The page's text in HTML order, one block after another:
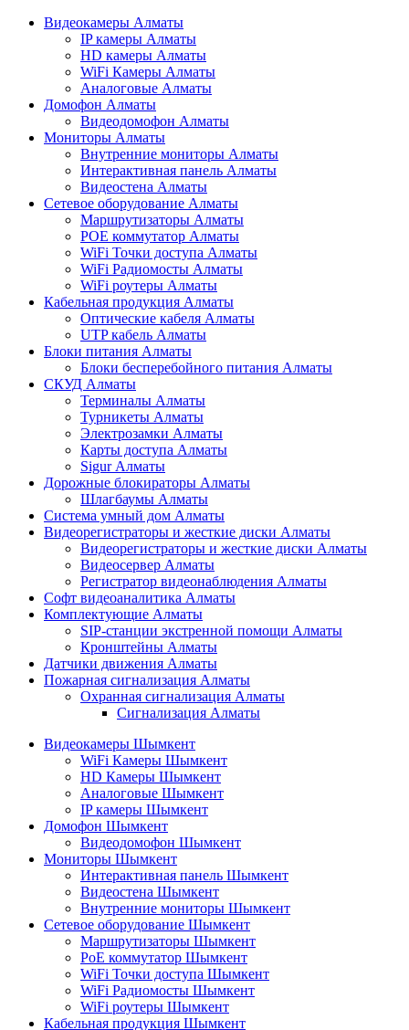
Видеокамеры Алматы
IP камеры Алматы
HD камеры Алматы
WiFi Камеры Алматы
Аналоговые Алматы
Домофон Алматы
Видеодомофон Алматы
Мониторы Алматы
Внутренние мониторы Алматы
Интерактивная панель Алматы
Видеостена Алматы
Сетевое оборудование Алматы
Маршрутизаторы Алматы
POE коммутатор Алматы
WiFi Точки доступа Алматы
WiFi Радиомосты Алматы
WiFi роутеры Алматы
Кабельная продукция Алматы
Оптические кабеля Алматы
UTP кабель Алматы
Блоки питания Алматы
Блоки бесперебойного питания Алматы
СКУД Алматы
Терминалы Алматы
Турникеты Алматы
Электрозамки Алматы
Карты доступа Алматы
Sigur Алматы
Дорожные блокираторы Алматы
Шлагбаумы Алматы
Система умный дом Алматы
Видеорегистраторы и жесткие диски Алматы
Видеорегистраторы и жесткие диски Алматы
Видеосервер Алматы
Регистратор видеонаблюдения Алматы
Софт видеоаналитика Алматы
Комплектующие Алматы
SIP-станции экстренной помощи Алматы
Кронштейны Алматы
Датчики движения Алматы
Пожарная сигнализация Алматы
Охранная сигнализация Алматы
Сигнализация Алматы
Видеокамеры Шымкент
WiFi Камеры Шымкент
HD Камеры Шымкент
Аналоговые Шымкент
IP камеры Шымкент
Домофон Шымкент
Видеодомофон Шымкент
Мониторы Шымкент
Интерактивная панель Шымкент
Видеостена Шымкент
Внутренние мониторы Шымкент
Сетевое оборудование Шымкент
Маршрутизаторы Шымкент
PoE коммутатор Шымкент
WiFi Точки доступа Шымкент
WiFi Радиомосты Шымкент
WiFi роутеры Шымкент
Кабельная продукция Шымкент